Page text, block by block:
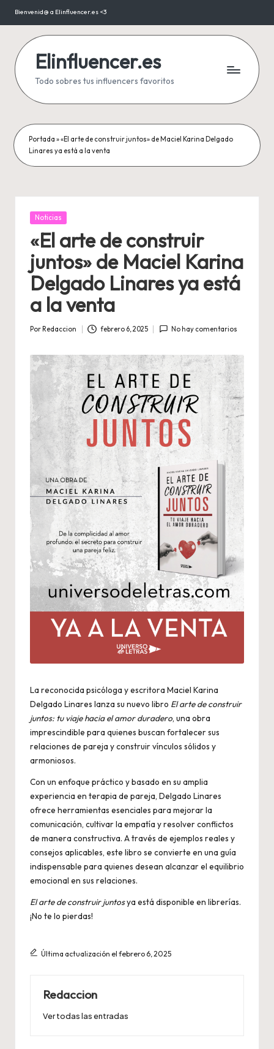
Saltar
contenido
Bienvenid@ a Elinfluencer.es <3
Elinfluencer.es
Todo sobres tus influencers favoritos
Portada »«El arte de construir juntos» de Maciel Karina Delgado
Linares ya está a la venta
Publicada
Noticias
«El arte de construir
juntos» de Maciel Karina
Delgado Linares ya está
a la venta
Por Redaccion febrero 6, 2025 No hay comentarios
La reconocida psicóloga y escritora Maciel Karina
Delgado Linares lanza su nuevo libro El arte de construir
juntos: tu viaje hacia el amor duradero, una obra
imprescindible para quienes buscan fortalecer sus
relaciones de pareja y construir vínculos sólidos y
armoniosos.
Con un enfoque práctico y basado en su amplia
experiencia en terapia de pareja, Delgado Linares
ofrece herramientas esenciales para mejorar la
comunicación, cultivar la empatía y resolver conflictos
de manera constructiva. A través de ejemplos reales y
consejos aplicables, este libro se convierte en una guía
indispensable para quienes desean alcanzar el equilibrio
emocional en sus relaciones.
El arte de construir juntosya está disponible en librerías.
¡No te lo pierdas!
Última actualización el febrero 6, 2025
Redaccion
Ver todas las entradas